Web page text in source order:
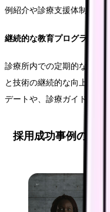
例紹介や診療支援体制の確
継続的な教育プログラム
診療所内での定期的な勉強
と技術の継続的な向上を図
デートや、診療ガイドライ
採用成功事例の分析